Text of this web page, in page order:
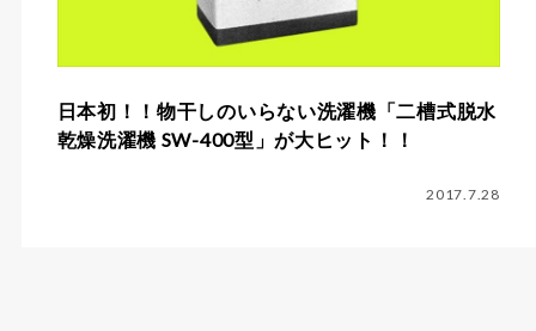
日本初！！物干しのいらない洗濯機「二槽式脱水
乾燥洗濯機 SW-400型」が大ヒット！！
2017.7.28